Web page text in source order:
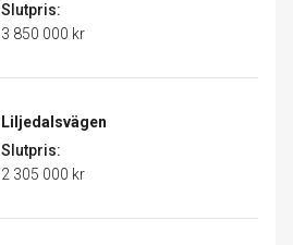
Slutpris:
3 850 000 kr
Liljedalsvägen
Slutpris:
2 305 000 kr